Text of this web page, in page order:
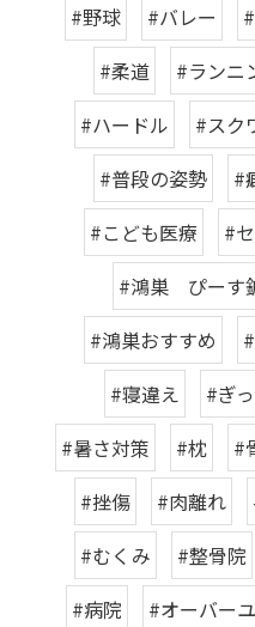
#野球
#バレー
#柔道
#ランニ
#ハードル
#スク
#普段の姿勢
#
#こども医療
#
#鴻巣 ぴーす
#鴻巣おすすめ
#寝違え
#ぎ
#暑さ対策
#枕 #
#挫傷
#肉離れ
#むくみ
#整骨院
#病院
#オーバー